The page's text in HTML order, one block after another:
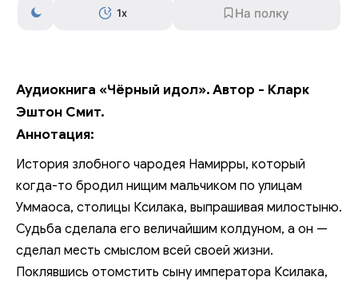
1x
Аудиокнига «Чёрный идол». Автор - Кларк
Эштон Смит.
Аннотация:
История злобного чародея Намирры, который
когда-то бродил нищим мальчиком по улицам
Уммаоса, столицы Ксилака, выпрашивая милостыню.
Судьба сделала его величайшим колдуном, а он —
сделал месть смыслом всей своей жизни.
Поклявшись отомстить сыну императора Ксилака,